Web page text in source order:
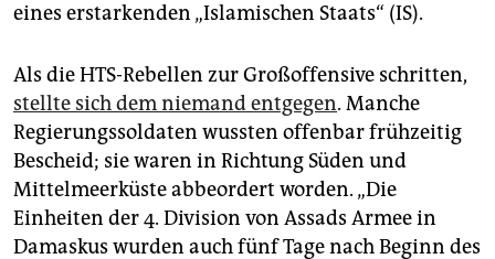
eines erstarkenden „Islamischen Staats“ (IS).
Als die HTS-Rebellen zur Großoffensive schritten,
stellte sich dem niemand entgegen. Manche
Regierungssoldaten wussten offenbar frühzeitig
Bescheid; sie waren in Richtung Süden und
Mittelmeerküste ab­beordert worden. „Die
Einheiten der 4. Division von Assads Armee in
Damaskus wurden auch fünf Tage nach Beginn des